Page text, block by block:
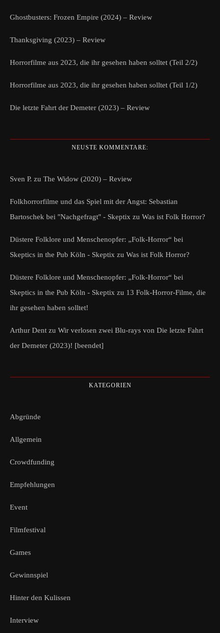
Ghostbusters: Frozen Empire (2024) – Review
Thanksgiving (2023) – Review
Horrorfilme aus 2023, die ihr gesehen haben solltet (Teil 2/2)
Horrorfilme aus 2023, die ihr gesehen haben solltet (Teil 1/2)
Die letzte Fahrt der Demeter (2023) – Review
NEUSTE KOMMENTARE:
Sven P. zu The Widow (2020) – Review
Folkhorrorfilme und das Spiel mit der Angst: Sebastian
Bartoschek bei "Nachgefragt" - Skeptix zu Was ist Folk Horror?
Düstere Folklore und Menschenopfer: „Folk-Horror“ bei
Skeptics in the Pub Köln - Skeptix zu Was ist Folk Horror?
Düstere Folklore und Menschenopfer: „Folk-Horror“ bei
Skeptics in the Pub Köln - Skeptix zu 13 Folk-Horror-Filme, die
ihr gesehen haben solltet!
Arthur Dent zu Wir verlosen zwei Blu-rays von Die letzte Fahrt
der Demeter (2023)! [beendet]
KATEGORIEN
Abgründe
Allgemein
Crowdfunding
Empfehlungen
Event
Filmfestival
Games
Gewinnspiel
Hinter den Kulissen
Interview